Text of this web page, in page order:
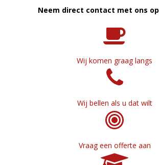
Neem direct contact met ons op
Wij komen graag langs
Wij bellen als u dat wilt
Vraag een offerte aan